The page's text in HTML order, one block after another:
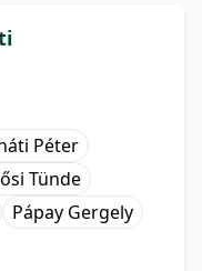
Péter
Tünde
Pápay Gergely